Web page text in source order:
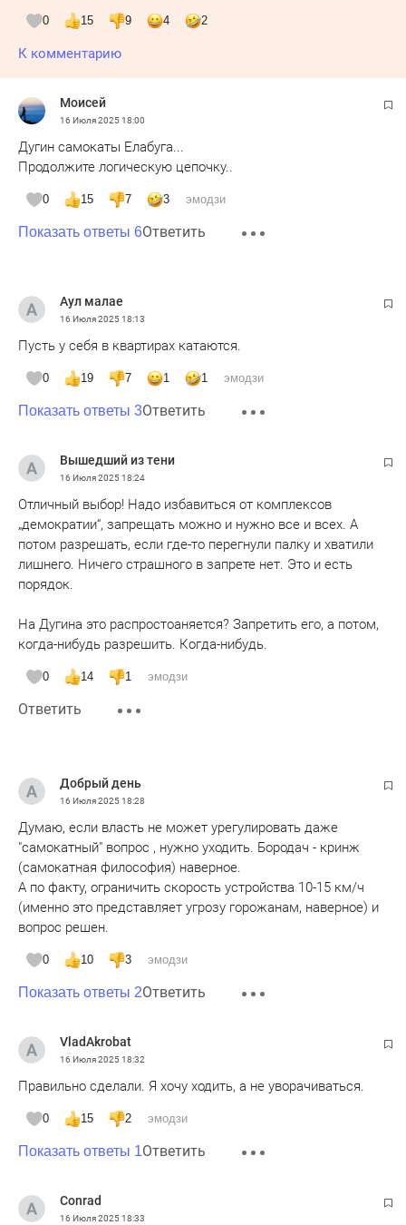
0 15 9 4 2
К комментарию
Моисей
16 Июля 202518:00
Дугин самокаты Елабуга...
Продолжите логическую цепочку..
0 15 7 3 эмодзи
Показать ответы 6Ответить
Аул малае
16 Июля 202518:13
Пусть у себя в квартирах катаются.
0 19 7 1 1 эмодзи
Показать ответы 3Ответить
Вышедший из тени
16 Июля 202518:24
Отличный выбор! Надо избавиться от комплексов
„демократии“, запрещать можно и нужно все и всех. А
потом разрешать, если где-то перегнули палку и хватили
лишнего. Ничего страшного в запрете нет. Это и есть
порядок.
На Дугина это распростоаняется? Запретить его, а потом,
когда-нибудь разрешить. Когда-нибудь.
0 14 1 эмодзи
Ответить
Добрый день
16 Июля 202518:28
Думаю, если власть не может урегулировать даже
"самокатный" вопрос , нужно уходить. Бородач - кринж
(самокатная философия) наверное.
А по факту, ограничить скорость устройства 10-15 км/ч
(именно это представляет угрозу горожанам, наверное) и
вопрос решен.
0 10 3 эмодзи
Показать ответы 2Ответить
VladAkrobat
16 Июля 202518:32
Правильно сделали. Я хочу ходить, а не уворачиваться.
0 15 2 эмодзи
Показать ответы 1Ответить
Conrad
16 Июля 202518:33